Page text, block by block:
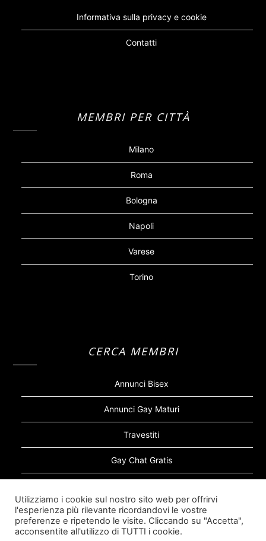
Informativa sulla privacy e cookie
Contatti
MEMBRI PER CITTÀ
Milano
Roma
Bologna
Napoli
Varese
Torino
CERCA MEMBRI
Annunci Bisex
Annunci Gay Maturi
Travestiti
Gay Chat Gratis
Sugar Daddy Gay
Utilizziamo i cookie sul nostro sito web per offrirvi
l'esperienza più rilevante ricordandovi le vostre
preferenze e ripetendo le visite. Cliccando su "Accetta",
acconsentite all'utilizzo di TUTTI i cookie.